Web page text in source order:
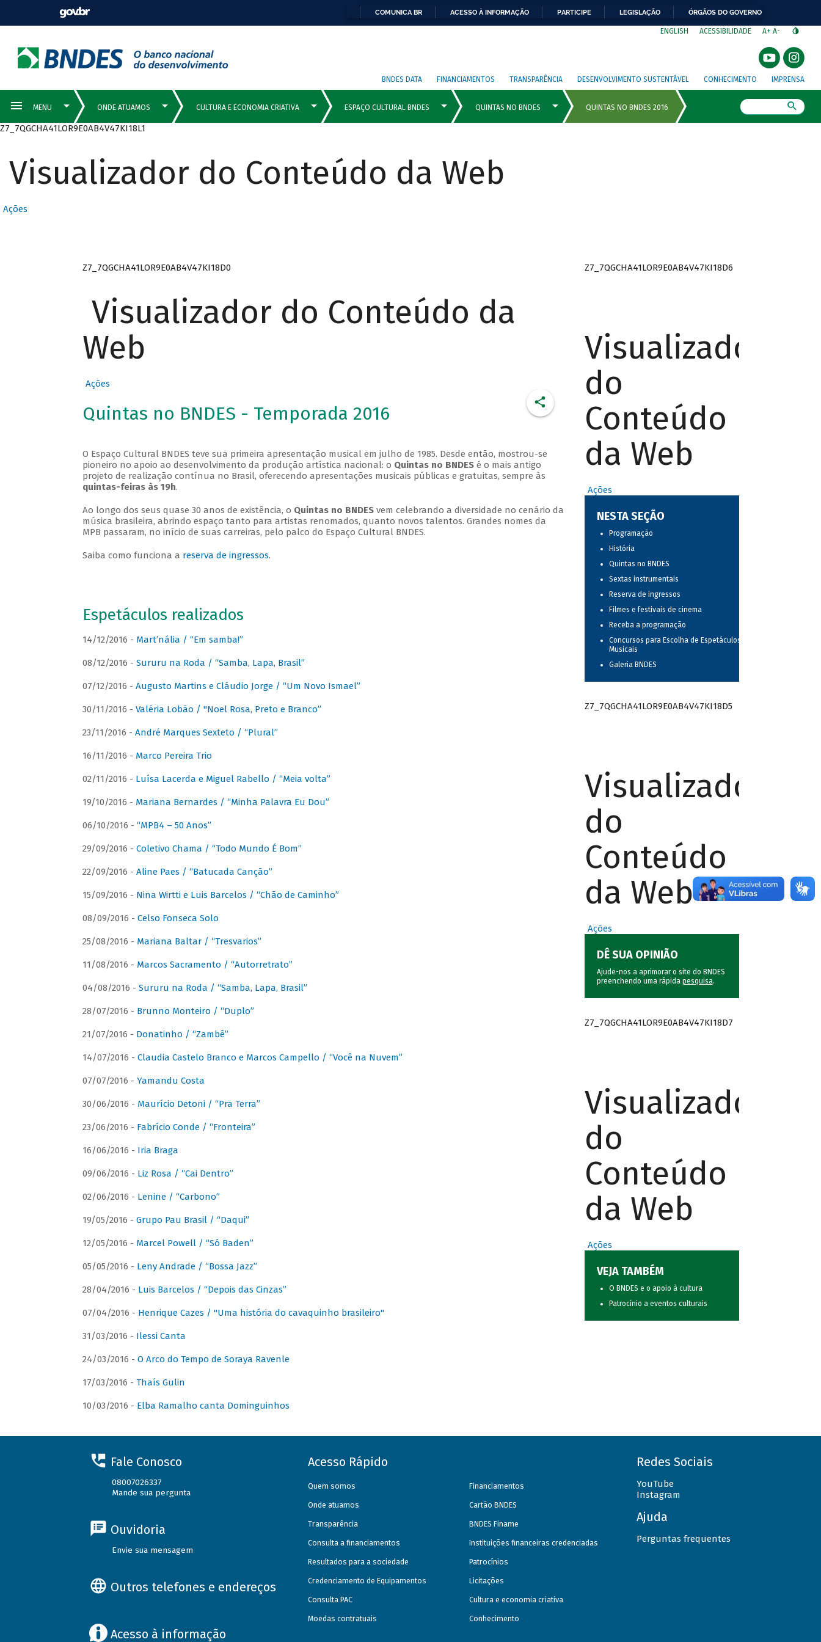
COMUNICA BR ACESSO À INFORMAÇÃO PARTICIPE LEGISLAÇÃO ÓRGÃOS DO GOVERNO
ENGLISH ACESSIBILIDADE A+ A-
BNDES DATA FINANCIAMENTOS TRANSPARÊNCIA DESENVOLVIMENTO SUSTENTÁVEL CONHECIMENTO IMPRENSA
Z7_7QGCHA41LOR9E0AB4V47KI18L1
Visualizador do Conteúdo da Web
Ações
Z7_7QGCHA41LOR9E0AB4V47KI18D0
Visualizador do Conteúdo da
Web
Ações
Quintas no BNDES - Temporada 2016
O Espaço Cultural BNDES teve sua primeira apresentação musical em julho de 1985. Desde então, mostrou-se
pioneiro no apoio ao desenvolvimento da produção artística nacional: o Quintas no BNDESé o mais antigo
projeto de realização contínua no Brasil, oferecendo apresentações musicais públicas e gratuitas, sempre às
quintas-feiras às 19h.
Ao longo dos seus quase 30 anos de existência, o Quintas no BNDESvem celebrando a diversidade no cenário da
música brasileira, abrindo espaço tanto para artistas renomados, quanto novos talentos. Grandes nomes da
MPB passaram, no início de suas carreiras, pelo palco do Espaço Cultural BNDES.
Saiba como funciona a reserva de ingressos.
Espetáculos realizados
14/12/2016 - Mart’nália / “Em samba!”
08/12/2016 - Sururu na Roda / “Samba, Lapa, Brasil”
07/12/2016 - Augusto Martins e Cláudio Jorge / “Um Novo Ismael”
30/11/2016 - Valéria Lobão / "Noel Rosa, Preto e Branco”
23/11/2016 - André Marques Sexteto / “Plural”
16/11/2016 - Marco Pereira Trio
02/11/2016 - Luísa Lacerda e Miguel Rabello / “Meia volta”
19/10/2016 - Mariana Bernardes / “Minha Palavra Eu Dou”
06/10/2016 - “MPB4 – 50 Anos”
29/09/2016 - Coletivo Chama / “Todo Mundo É Bom”
22/09/2016 - Aline Paes / “Batucada Canção”
15/09/2016 - Nina Wirtti e Luis Barcelos / “Chão de Caminho”
08/09/2016 - Celso Fonseca Solo
25/08/2016 - Mariana Baltar / “Tresvarios”
11/08/2016 - Marcos Sacramento / “Autorretrato”
04/08/2016 - Sururu na Roda / “Samba, Lapa, Brasil”
28/07/2016 - Brunno Monteiro / “Duplo”
21/07/2016 - Donatinho / “Zambê”
14/07/2016 - Claudia Castelo Branco e Marcos Campello / “Você na Nuvem”
07/07/2016 - Yamandu Costa
30/06/2016 - Maurício Detoni / “Pra Terra”
23/06/2016 - Fabrício Conde / “Fronteira”
16/06/2016 - Iria Braga
09/06/2016 - Liz Rosa / “Cai Dentro”
02/06/2016 - Lenine / “Carbono”
19/05/2016 - Grupo Pau Brasil / “Daqui”
12/05/2016 - Marcel Powell / “Só Baden”
05/05/2016 - Leny Andrade / “Bossa Jazz”
28/04/2016 - Luis Barcelos / “Depois das Cinzas”
07/04/2016 - Henrique Cazes / "Uma história do cavaquinho brasileiro"
31/03/2016 - Ilessi Canta
24/03/2016 - O Arco do Tempo de Soraya Ravenle
17/03/2016 - Thaís Gulin
10/03/2016 - Elba Ramalho canta Dominguinhos
Z7_7QGCHA41LOR9E0AB4V47KI18D6
Visualizador
do
Conteúdo
da Web
Ações
NESTA SEÇÃO
Programação
História
Quintas no BNDES
Sextas instrumentais
Reserva de ingressos
Filmes e festivais de cinema
Receba a programação
Concursos para Escolha de Espetáculos
Musicais
Galeria BNDES
Z7_7QGCHA41LOR9E0AB4V47KI18D5
Visualizador
do
Conteúdo
da Web
Ações
DÊ SUA OPINIÃO
Ajude-nos a aprimorar o site do BNDES
preenchendo uma rápida pesquisa.
Z7_7QGCHA41LOR9E0AB4V47KI18D7
Visualizador
do
Conteúdo
da Web
Ações
VEJA TAMBÉM
O BNDES e o apoio à cultura
Patrocínio a eventos culturais
Fale Conosco
08007026337
Mande sua pergunta
Ouvidoria
Envie sua mensagem
Outros telefones e endereços
Acesso à informação
Acesso Rápido
Quem somos
Onde atuamos
Transparência
Consulta a financiamentos
Resultados para a sociedade
Credenciamento de Equipamentos
Consulta PAC
Moedas contratuais
Financiamentos
Cartão BNDES
BNDES Finame
Instituições financeiras credenciadas
Patrocínios
Licitações
Cultura e economia criativa
Conhecimento
Redes Sociais
YouTube
Instagram
Ajuda
Perguntas frequentes